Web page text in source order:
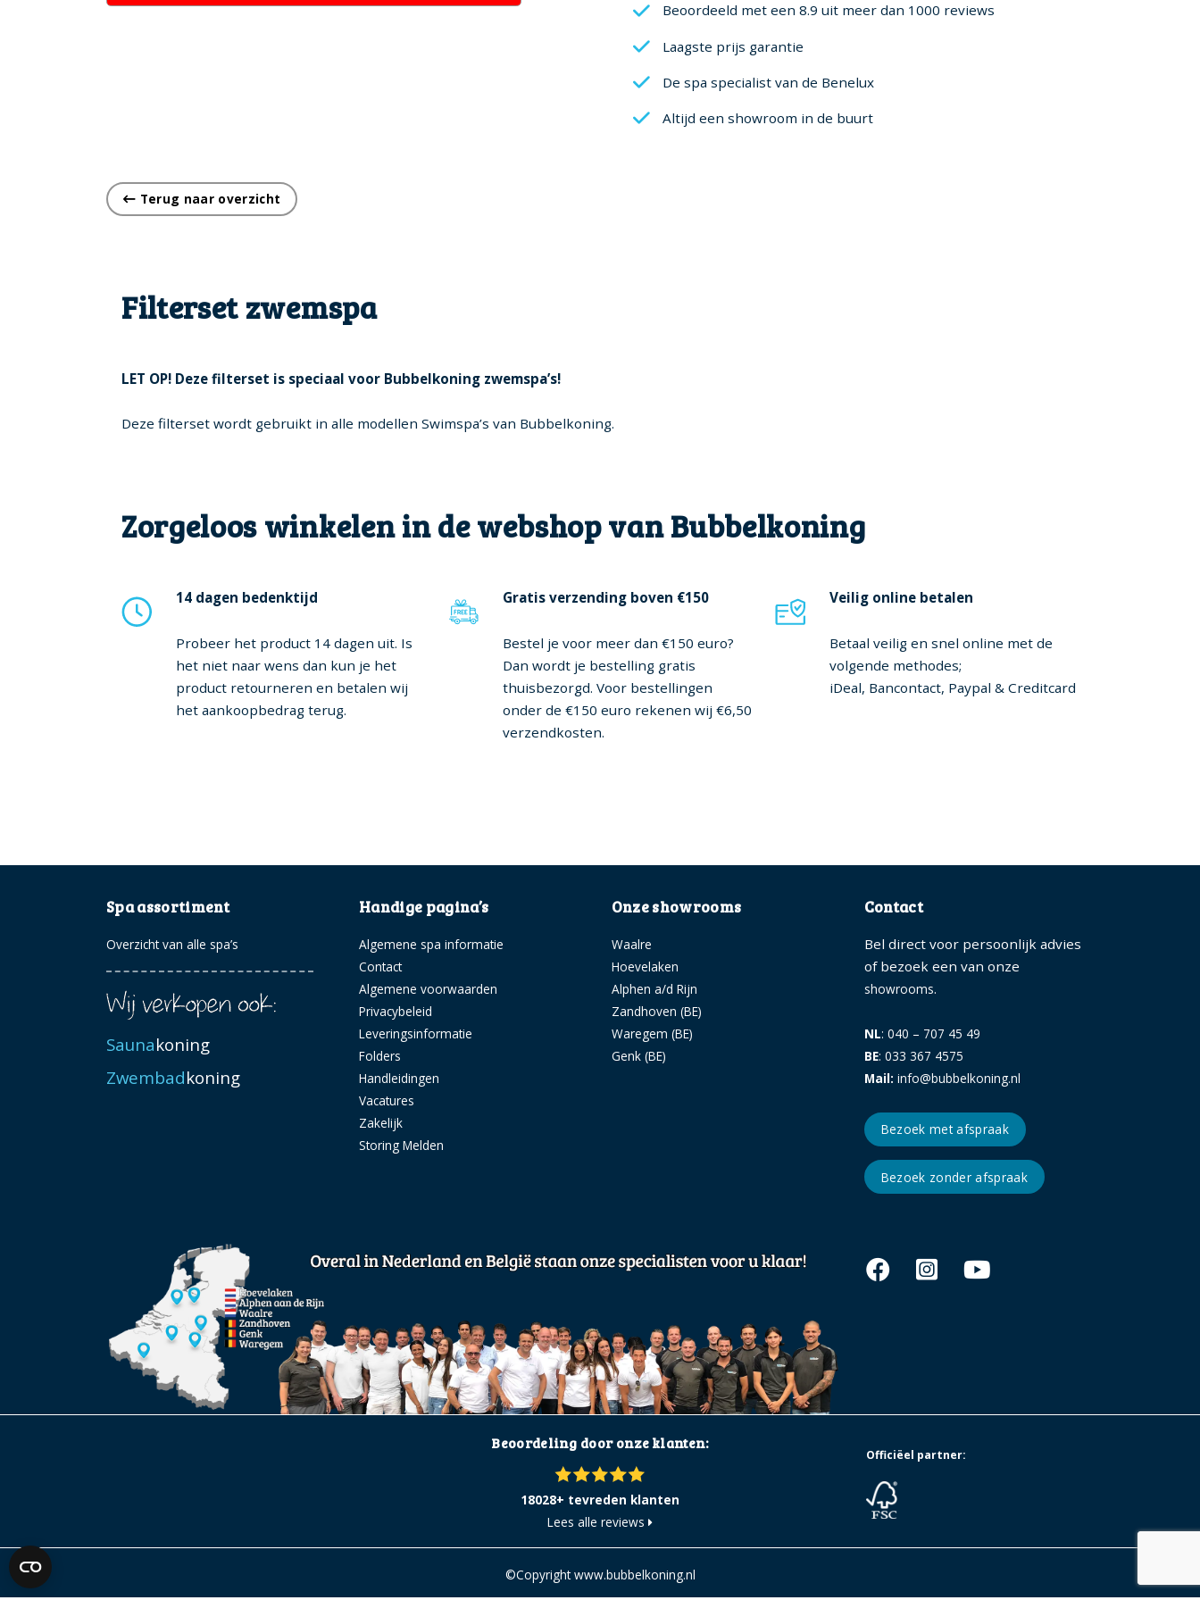
Beoordeeld met een 8.9 uit meer dan 1000 reviews
Laagste prijs garantie
De spa specialist van de Benelux
Altijd een showroom in de buurt
Terug naar overzicht
Filterset zwemspa
LET OP! Deze filterset is speciaal voor Bubbelkoning zwemspa’s!
Deze filterset wordt gebruikt in alle modellen Swimspa’s van Bubbelkoning.
Zorgeloos winkelen in de webshop van Bubbelkoning
14 dagen bedenktijd
Probeer het product 14 dagen uit. Is
het niet naar wens dan kun je het
product retourneren en betalen wij
het aankoopbedrag terug.
Gratis verzending boven €150
Bestel je voor meer dan €150 euro?
Dan wordt je bestelling gratis
thuisbezorgd. Voor bestellingen
onder de €150 euro rekenen wij €6,50
verzendkosten.
Veilig online betalen
Betaal veilig en snel online met de
volgende methodes;
iDeal, Bancontact, Paypal & Creditcard
Spa assortiment
Overzicht van alle spa’s
Saunakoning
Zwembadkoning
Onze showrooms
Waalre
Hoevelaken
Alphen a/d Rijn
Zandhoven (BE)
Waregem (BE)
Genk (BE)
Handige pagina’s
Algemene spa informatie
Contact
Algemene voorwaarden
Privacybeleid
Leveringsinformatie
Folders
Handleidingen
Vacatures
Zakelijk
Storing Melden
Contact
Bel direct voor persoonlijk advies
of bezoek een van onze
showrooms.
NL: 040 – 707 45 49
BE: 033 367 4575
Mail: info@bubbelkoning.nl
Bezoek met afspraak
Bezoek zonder afspraak
Beoordeling door onze klanten:
18028+ tevreden klanten
Lees alle reviews
Officiëel partner:
©Copyright www.bubbelkoning.nl